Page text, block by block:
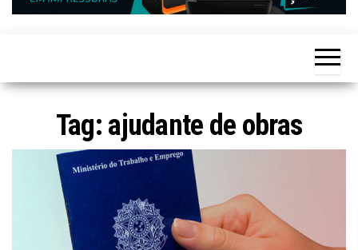
Tag: ajudante de obras